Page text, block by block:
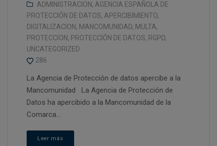
ADMINISTRACION, AGENCIA ESPAÑOLA DE
PROTECCIÓN DE DATOS, APERCIBIMIENTO,
DIGITALIZACION, MANCOMUNIDAD, MULTA,
PROTECCION, PROTECCIÓN DE DATOS, RGPD,
UNCATEGORIZED
286
La Agencia de Protección de datos apercibe a la
Mancomunidad La Agencia de Protección de
Datos ha apercibido a la Mancomunidad de la
Comarca...
Leer más